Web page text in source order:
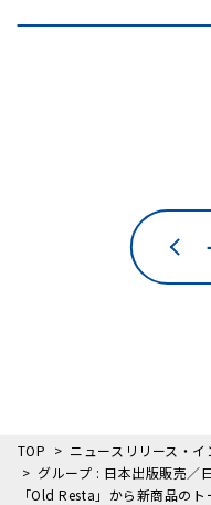
TOP
ニュースリリース・
グループ : 日本出版販売／
「Old Resta」から新商品の